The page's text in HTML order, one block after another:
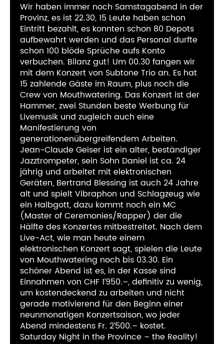
Wir haben immer noch Samstagabend in der
Provinz, es ist 22.30, 15 Leute haben schon
Eintritt bezahlt, es konnten schon 80 Depots
aufbewahrt werden und das Personal durfte
schon 100 blöde Sprüche aufs Konto
verbuchen. Bilanz gut! Um 00.30 fangen wir
mit dem Konzert von Subtone Trio an. Es hat
15 zahlende Gäste im Raum, plus noch die
Crew von Mouthwatering. Das Konzert ist der
Hammer, zwei Stunden beste Werbung für
Livemusik und zugleich auch eine
Manifestierung von
generationenübergreifendem Arbeiten.
Jean-Claude Geiser ist ein alter, beständiger
Jazztrompeter, sein Sohn Daniel ist ca. 24
jährig und arbeitet mit elektronischen
Geräten, Bertrand Blessing ist auch 24 Jahre
alt und spielt Vibraphon und Schlagzeug wie
ein Halbgott, dazu kommt noch ein MC
(Master of Ceremonies/Rapper) der die
Hälfte des Konzertes mitbestreitet. Nach dem
Live-Act, wie man heute einem
elektronischen Konzert sagt, spielen die Leute
von Mouthwatering noch bis 03.30. Ein
schöner Abend ist es, in der Kasse sind
Einnahmen von CHF 1’950.–, definitiv zu wenig,
um kostendeckend zu arbeiten und nicht
gerade motivierend für den Beginn einer
neunmonatigen Konzertsaison, wo jeder
Abend mindestens Fr. 2’500.– kostet.
Saturday Night in the Province – the Reality!